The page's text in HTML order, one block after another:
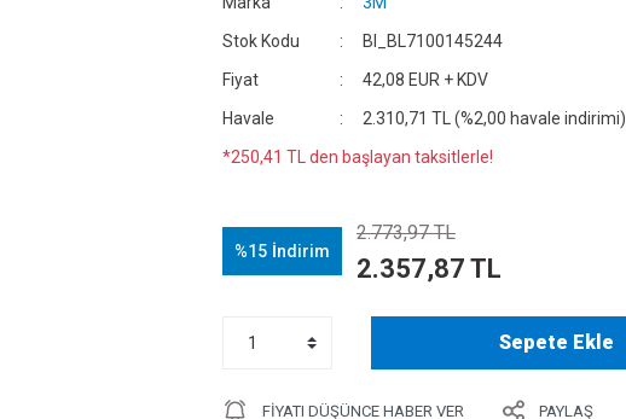
Stok Kodu
Bl_BL7100145244
Fiyat
42,08 EUR + KDV
Havale
2.310,71 TL (%2,00 havale indirimi)
*250,41 TL den başlayan taksitlerle!
%15 İndirim
2.773,97 TL
2.357,87 TL
Sepete Ekle
FIYATI DÜŞÜNCE HABER VER PAYLAŞ